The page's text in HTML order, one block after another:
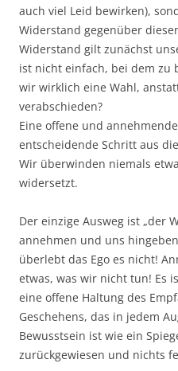
auch viel Leid bewirken),
Widerstand gegenüber
Widerstand gilt zunächst
ist nicht einfach, bei dem zu
wir wirklich eine Wahl,
verabschieden?
Eine offene und
entscheidende Schritt aus
Wir überwinden niemals
widersetzt.
Der einzige Ausweg ist „der
annehmen und uns
überlebt das Ego es nicht!
etwas, was wir nicht tun! Es
eine offene Haltung des
Geschehens, das in jedem
Bewusstsein ist wie ein
zurückgewiesen und nichts